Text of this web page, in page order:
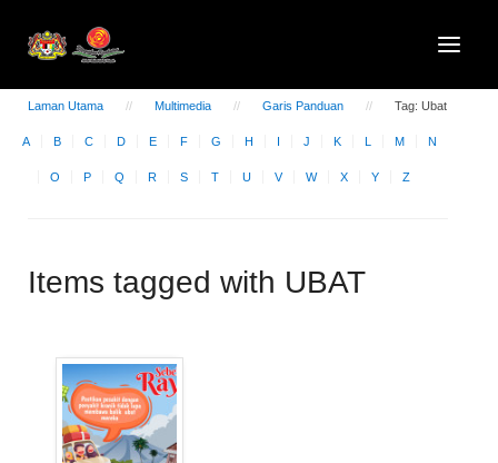
Laman Utama Multimedia Garis Panduan Tag: Ubat
A B C D E F G H I J K L M N
O P Q R S T U V W X Y Z
Items tagged with UBAT